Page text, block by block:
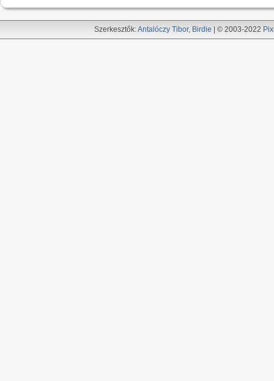
Szerkesztők:Antalóczy Tibor, Birdie | © 2003-2022